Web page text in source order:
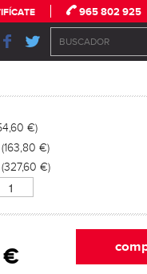
965 802 925
€)
€)
€)
€